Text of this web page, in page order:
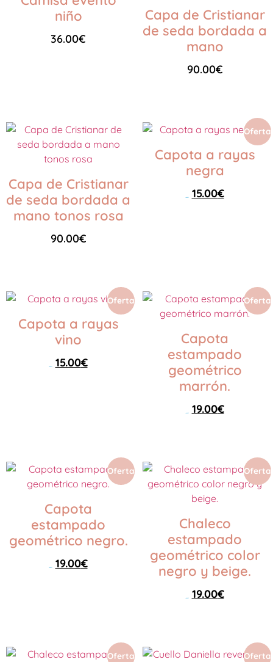
niño
36.00€
Capa de Cristianar
de seda bordada a
mano
90.00€
Capa de Cristianar
de seda bordada a
mano tonos rosa
90.00€
Oferta
Capota a rayas
negra
15.00€
Oferta
Capota a rayas
vino
15.00€
Oferta
Capota
estampado
geométrico
marrón.
19.00€
Oferta
Capota
estampado
geométrico negro.
19.00€
Oferta
Chaleco
estampado
geométrico color
negro y beige.
19.00€
Oferta Oferta